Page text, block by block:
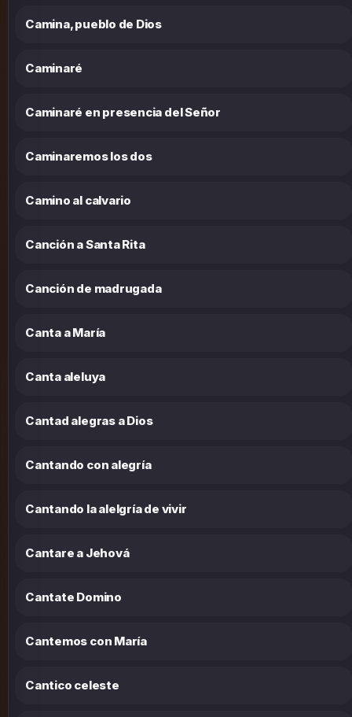
Camina, pueblo de Dios
Caminaré
Caminaré en presencia del Señor
Caminaremos los dos
Camino al calvario
Canción a Santa Rita
Canción de madrugada
Canta a María
Canta aleluya
Cantad alegras a Dios
Cantando con alegría
Cantando la alelgría de vivir
Cantare a Jehová
Cantate Domino
Cantemos con María
Cantico celeste